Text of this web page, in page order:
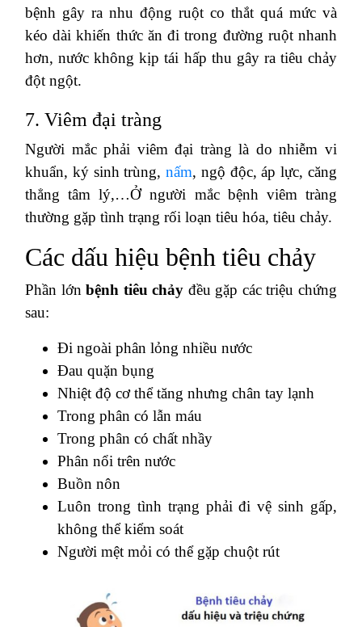
bệnh gây ra nhu động ruột co thắt quá mức và
kéo dài khiến thức ăn đi trong đường ruột nhanh
hơn, nước không kịp tái hấp thu gây ra tiêu chảy
đột ngột.
7. Viêm đại tràng
Người mắc phải viêm đại tràng là do nhiễm vi
khuẩn, ký sinh trùng,nấm, ngộ độc, áp lực, căng
thẳng tâm lý,…Ở người mắc bệnh viêm tràng
thường gặp tình trạng rối loạn tiêu hóa, tiêu chảy.
Các dấu hiệu bệnh tiêu chảy
Phần lớnbệnh tiêu chảy đều gặp các triệu chứng
sau:
Đi ngoài phân lỏng nhiều nước
Đau quặn bụng
Nhiệt độ cơ thể tăng nhưng chân tay lạnh
Trong phân có lẫn máu
Trong phân có chất nhầy
Phân nổi trên nước
Buồn nôn
Luôn trong tình trạng phải đi vệ sinh gấp,
không thể kiểm soát
Người mệt mỏi có thể gặp chuột rút